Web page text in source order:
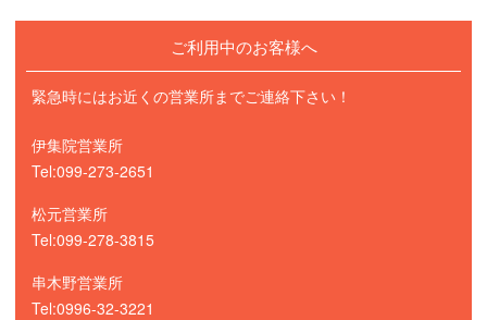
ご利用中のお客様へ
緊急時にはお近くの営業所までご連絡下さい！
伊集院営業所
Tel:099-273-2651
松元営業所
Tel:099-278-3815
串木野営業所
Tel:0996-32-3221